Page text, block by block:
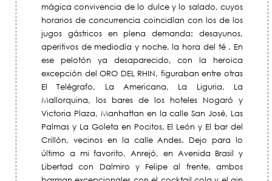
mágica convivencia de lo dulce y lo salado, cuyos
horarios de concurrencia coincidían con los de los
jugos gástricos en plena demanda: desayunos,
aperitivos de mediodía y noche, la hora del té . En
ese pelotón ya desaparecido, con la heroica
excepción del ORO DEL RHIN, figuraban entre otras
El Telégrafo, La Americana, La Liguria, La
Mallorquina, los bares de los hoteles Nogaró y
Victoria Plaza, Manhattan en la calle San José, Las
Palmas y La Goleta en Pocitos, El León y El bar del
Crillón, vecinos en la calle Andes. Dejo para lo
último a mi favorito, Anrejó, en Avenida Brasil y
Libertad con Dalmiro y Felipe al frente, ambos